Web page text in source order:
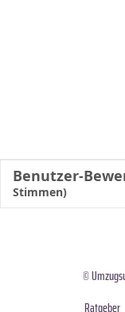
Benutzer-
Stimmen)
©
Ratgeber|